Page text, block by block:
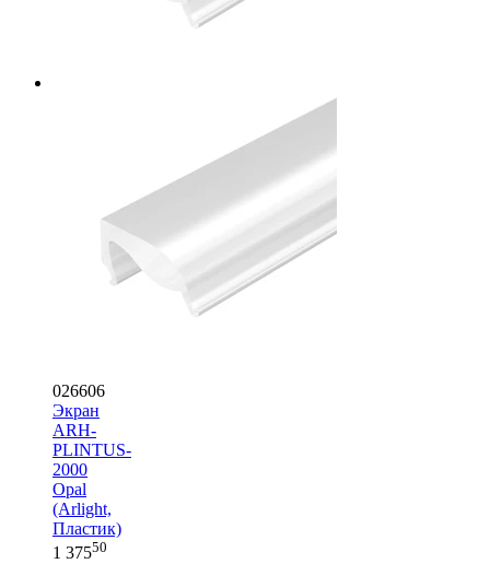
026606
Экран
ARH-
PLINTUS-
2000
Opal
(Arlight,
Пластик)
1 37550